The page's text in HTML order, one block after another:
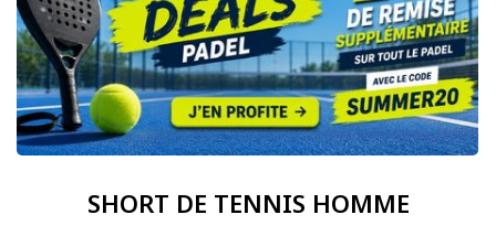
SHORT DE TENNIS HOMME